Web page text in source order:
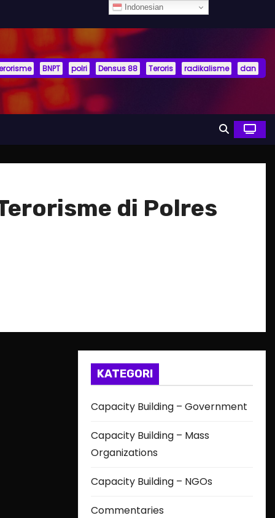
BNPT polri Densus 88 Teroris radikalisme dan
di Polres
KATEGORI
Capacity Building – Government
Capacity Building – Mass
Organizations
Capacity Building – NGOs
Commentaries
Indonesian